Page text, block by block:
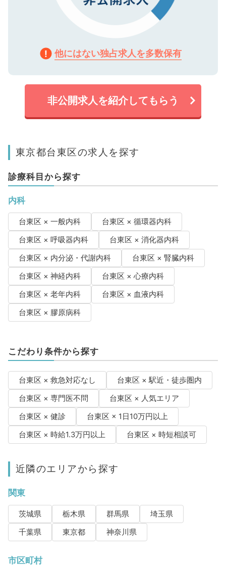
他にはない独占求人を多数保有
非公開求人を紹介してもらう
東京都台東区の求人を探す
診療科目から探す
内科
台東区 × 一般内科
台東区 × 循環器内科
台東区 × 呼吸器内科
台東区 × 消化器内科
台東区 × 内分泌・代謝内科
台東区 × 腎臓内科
台東区 × 神経内科
台東区 × 心療内科
台東区 × 老年内科
台東区 × 血液内科
台東区 × 膠原病科
こだわり条件から探す
台東区 × 救急対応なし
台東区 × 駅近・徒歩圏内
台東区 × 専門医不問
台東区 × 人気エリア
台東区 × 健診
台東区 × 1日10万円以上
台東区 × 時給1.3万円以上
台東区 × 時短相談可
近隣のエリアから探す
関東
茨城県 栃木県 群馬県
埼玉県
千葉県
東京都 神奈川県
市区町村